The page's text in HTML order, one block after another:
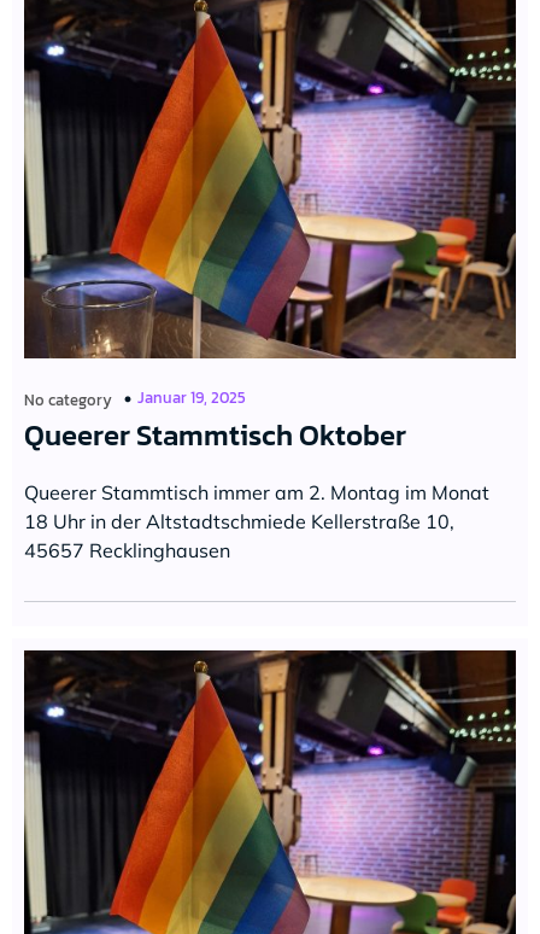
No category Januar 19, 2025
Queerer Stammtisch Oktober
Queerer Stammtisch immer am 2. Montag im Monat
18 Uhr in der Altstadtschmiede Kellerstraße 10,
45657 Recklinghausen